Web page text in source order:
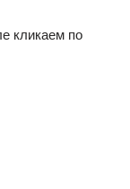
кликаем по